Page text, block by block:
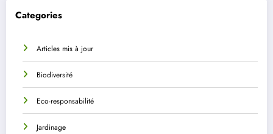
Categories
Articles mis à jour
Biodiversité
Eco-responsabilité
Jardinage